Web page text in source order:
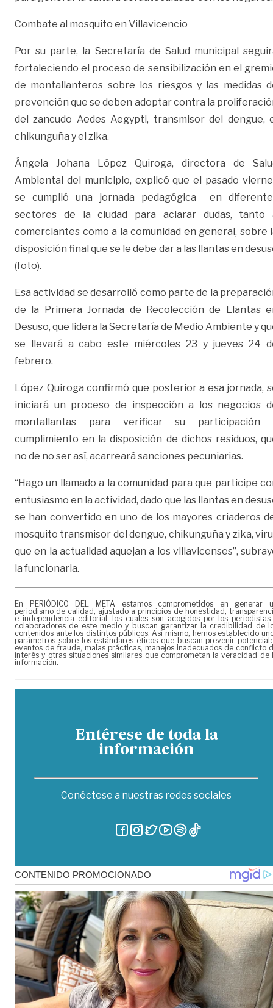
Combate al mosquito en Villavicencio
Por su parte, la Secretaría de Salud municipal
fortaleciendo el proceso de sensibilización en el
de montallanteros sobre los riesgos y las medidas
prevención que se deben adoptar contra la
del zancudo Aedes Aegypti, transmisor del dengue,
chikunguña y el zika.
Ángela Johana López Quiroga, directora de
Ambiental del municipio, explicó que el pasado
se cumplió una jornada pedagógica en
sectores de la ciudad para aclarar dudas, tanto
comerciantes como a la comunidad en general, sobre
disposición final que se le debe dar a las llantas en
(foto).
Esa actividad se desarrolló como parte de la
de la Primera Jornada de Recolección de Llantas
Desuso, que lidera la Secretaría de Medio Ambiente y
se llevará a cabo este miércoles 23 y jueves 24
febrero.
López Quiroga confirmó que posterior a esa jornada,
iniciará un proceso de inspección a los negocios
montallantas para verificar su participación
cumplimiento en la disposición de dichos residuos,
no de no ser así, acarreará sanciones pecuniarias.
“Hago un llamado a la comunidad para que participe
entusiasmo en la actividad, dado que las llantas en
se han convertido en uno de los mayores criaderos
mosquito transmisor del dengue, chikunguña y zika,
que en la actualidad aquejan a los villavicenses”,
la funcionaria.
En PERIÓDICO DEL META estamos comprometidos en generar
periodismo de calidad, ajustado a principios de honestidad,
e independencia editorial, los cuales son acogidos por los periodistas
colaboradores de este medio y buscan garantizar la credibilidad de
contenidos ante los distintos públicos. Así mismo, hemos establecido
parámetros sobre los estándares éticos que buscan prevenir
eventos de fraude, malas prácticas, manejos inadecuados de conflicto
interés y otras situaciones similares que comprometan la veracidad de
información.
Entérese de toda la
información
Conéctese a nuestras redes sociales